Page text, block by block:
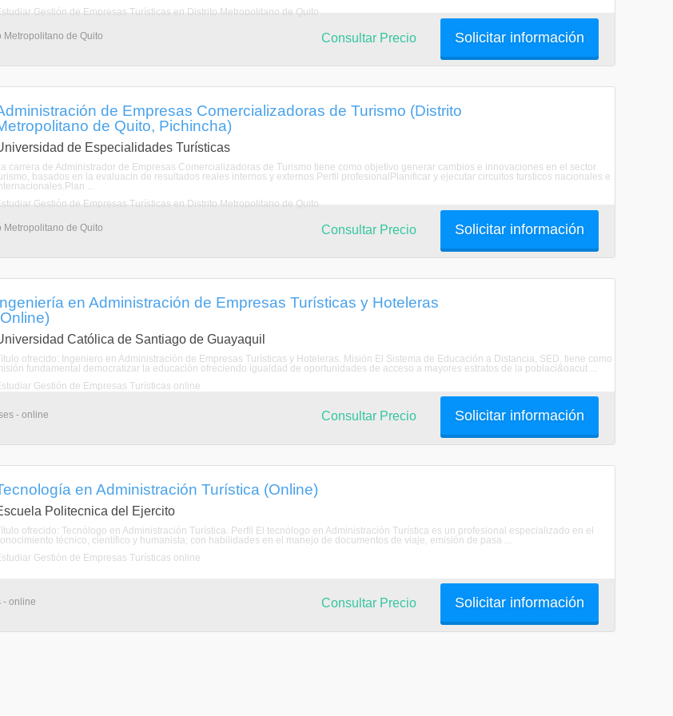
Gestión de Empresas Turísticas en Distrito Metropolitano de Quito
de Quito Solicitar información
Consultar Precio
de Empresas Comercializadoras de Turismo (Distrito
de Quito, Pichincha)
de Especialidades Turísticas
carrera de Administrador de Empresas Comercializadoras de Turismo tiene como objetivo generar cambios e innovaciones en el sector
basados en la evaluacin de resultados reales internos y externos.Perfil profesionalPlanificar y ejecutar circuitos tursticos nacionales e
...
Gestión de Empresas Turísticas en Distrito Metropolitano de Quito
de Quito Solicitar información
Consultar Precio
en Administración de Empresas Turísticas y Hoteleras
Católica de Santiago de Guayaquil
ofrecido: Ingeniero en Administración de Empresas Turísticas y Hoteleras. Misión El Sistema de Educación a Distancia, SED, tiene como
fundamental democratizar la educación ofreciendo igualdad de oportunidades de acceso a mayores estratos de la poblaci&oacut ...
Gestión de Empresas Turísticas online
- online Solicitar información
Consultar Precio
en Administración Turística (Online)
Politecnica del Ejercito
ofrecido: Tecnólogo en Administración Turística. Perfil El tecnólogo en Administración Turística es un profesional especializado en el
técnico, científico y humanista; con habilidades en el manejo de documentos de viaje, emisión de pasa ...
Gestión de Empresas Turísticas online
- online Solicitar información
Consultar Precio